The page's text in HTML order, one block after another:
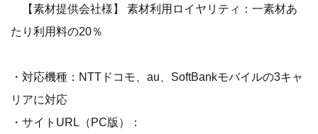
【素材提供会社様】 素材利用ロイヤリティ：一素材あ
たり利用料の20％
・対応機種：NTTドコモ、au、SoftBankモバイルの3キャ
リアに対応
・サイトURL（PC版）：